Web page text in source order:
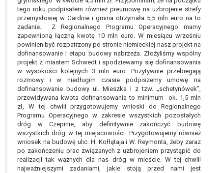
tego roku podpisałem również preumowę na uzbrojenie strefy
przemysłowej w Gardnie i gmina otrzymała 5,5 mln euro na to
zadanie. Z Regionalnego Programu Operacyjnego mamy
zapewnioną łączną kwotę 10 mln euro. W miesiącu wrześniu
powinien być rozpatrzony po stronie niemieckiej nasz projekt na
dofinansowanie I etapu budowy nabrzeża. Złożyliśmy wspólny
projekt z miastem Schwedt i spodziewamy się dofinansowania
w wysokości kolejnych 3 mln euro. Pozytywnie przebiegają
rozmowy i w niedługim czasie podpiszemy umowę na
dofinansowanie budowy ul. Mieszka I z tzw. „schetynówek”,
przewidywana kwota dofinansowania to minimum ok. 1,5 mln
zł, W tej chwili przygotowujemy wnioski do Regionalnego
Programu Operacyjnego w zakresie wszystkich pozostałych
dróg w Czepinie, aby definitywnie zakończyć budowę
wszystkich dróg w tej miejscowości. Przygotowujemy również
wniosek na budowę ulic: H. Kołłątaja i W. Reymonta, żeby zaraz
po zakończeniu prac związanych z uzbrojeniem przystąpić do
realizacji tak ważnych dla nas dróg w mieście. W tej chwili
najważniejszymi zadaniami, jakie stoją przed nami jest